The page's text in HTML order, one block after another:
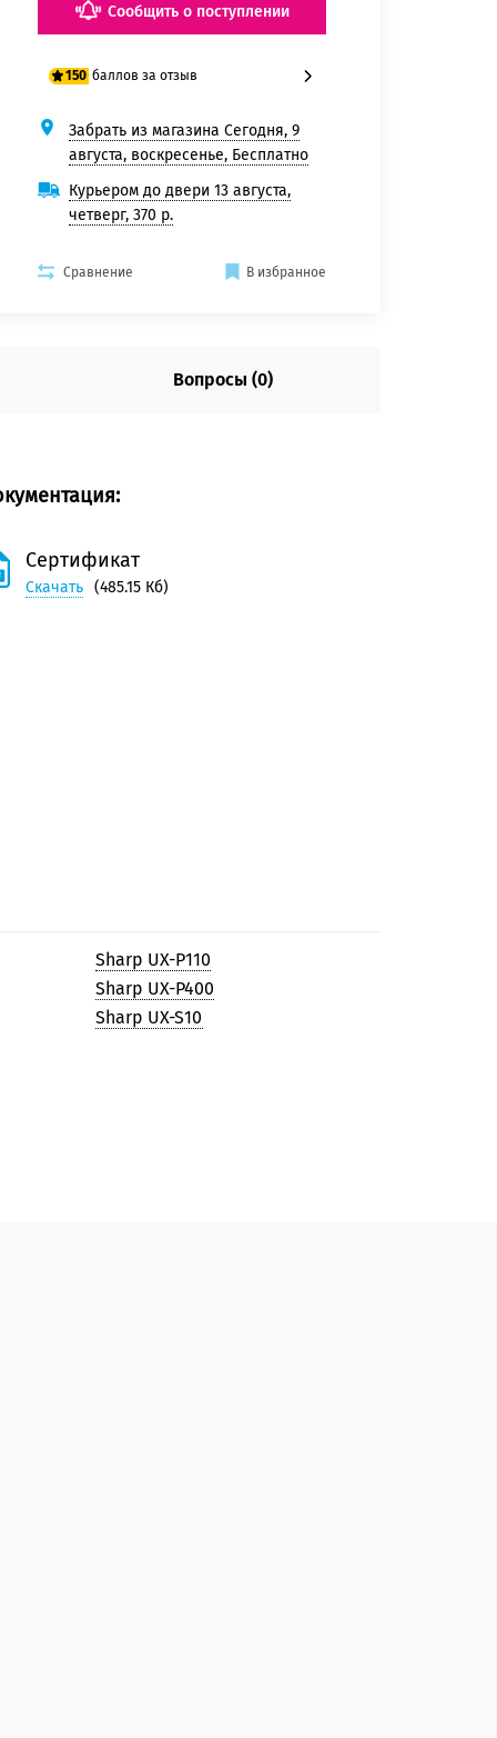
Сообщить о поступлении
150 баллов за отзыв
125 баллов
150 баллов
Забрать из магазина Сегодня, 9
августа, воскресенье, Бесплатно
Курьером до двери 13 августа,
четверг, 370 р.
Сравнение В избранное
Вопросы (0)
Сертификат
Скачать (485.15 Кб)
Sharp UX-P110
Sharp UX-P400
Sharp UX-S10